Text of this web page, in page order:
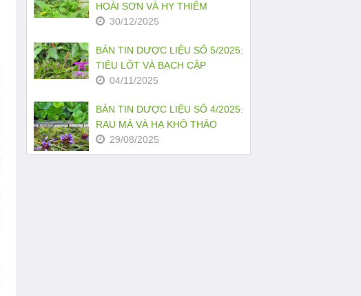
HOÀI SƠN VÀ HY THIÊM
30/12/2025
BẢN TIN DƯỢC LIỆU SỐ 5/2025:
TIÊU LỐT VÀ BẠCH CẬP
04/11/2025
BẢN TIN DƯỢC LIỆU SỐ 4/2025:
RAU MÁ VÀ HẠ KHÔ THẢO
29/08/2025